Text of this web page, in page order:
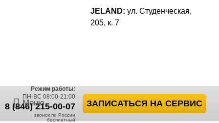
JELAND: ул. Студенческая,
205, к. 7
Меню
Режим работы:
ПН-ВС 08:00-21:00
8 (846) 215-00-07
звонок по России
бесплатный
ЗАПИСАТЬСЯ НА СЕРВИС